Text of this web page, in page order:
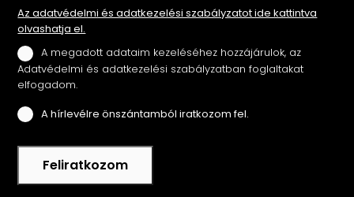
Az adatvédelmi és adatkezelési szabályzatot ide kattintva
olvashatja el.
A megadott adataim kezeléséhez hozzájárulok, az
Adatvédelmi és adatkezelési szabályzatban foglaltakat
elfogadom.
A hírlevélre önszántamból iratkozom fel.
Feliratkozom